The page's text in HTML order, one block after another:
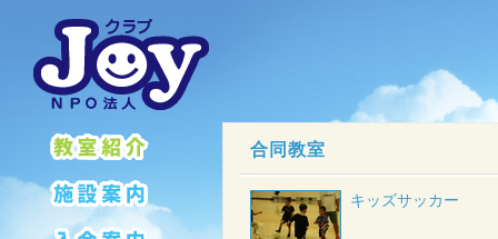
合同教室
キッズサッカー